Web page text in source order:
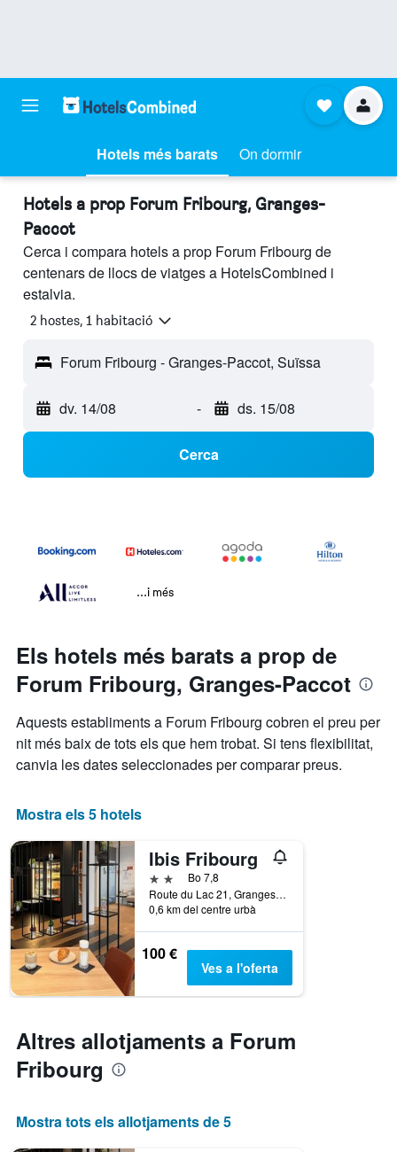
Hotels més barats On dormir
Hotels a prop Forum Fribourg, Granges-
Paccot
Cerca i compara hotels a prop Forum Fribourg de
centenars de llocs de viatges a HotelsCombined i
estalvia.
2 hostes, 1 habitació
Forum Fribourg - Granges-Paccot, Suïssa
dv. 14/08 - ds. 15/08
Cerca
...i més
Els hotels més barats a prop de
Forum Fribourg, Granges-Paccot
Aquests establiments a Forum Fribourg cobren el preu per
nit més baix de tots els que hem trobat. Si tens flexibilitat,
canvia les dates seleccionades per comparar preus.
Mostra els 5 hotels
Ibis Fribourg
2 estrelles
Bo 7,8
Route du Lac 21, Granges-Paccot, Friburg, Suïssa
0,6 km del centre urbà
100 €
Ves a l'oferta
Altres allotjaments a Forum
Fribourg
Mostra tots els allotjaments de 5